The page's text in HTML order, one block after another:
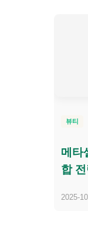
뷰티
메타
합
2025-